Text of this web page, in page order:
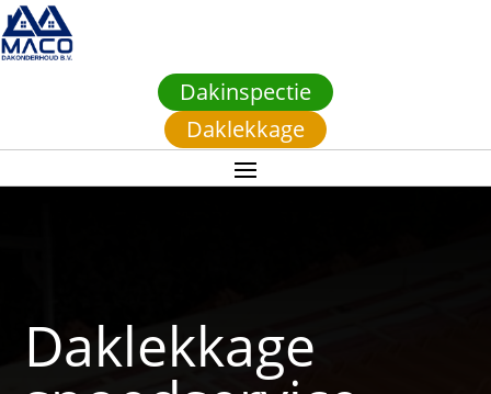
Dakinspectie
Daklekkage
Daklekkage